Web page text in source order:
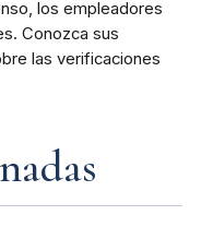
los empleadores
Conozca sus
las verificaciones